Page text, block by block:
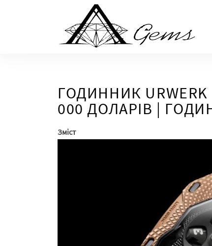
ГОДИННИК URWERK
000 ДОЛАРІВ |
Зміст